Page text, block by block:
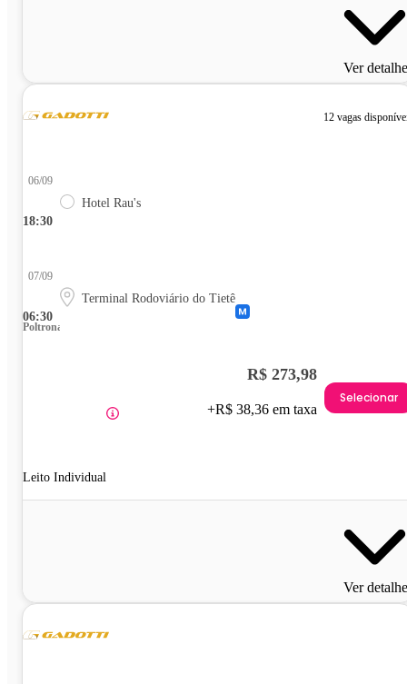
Ver
12 vagas
18:30
06/09
Hotel Rau's
06:30
07/09
Terminal Rodoviário do Tietê
Poltrona
Leito Individual
R$ 273,98
+R$ 38,36 em taxa
Selecionar
Ver